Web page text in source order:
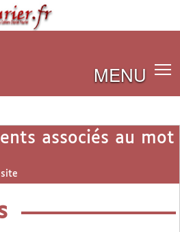
MENU
associés au mot